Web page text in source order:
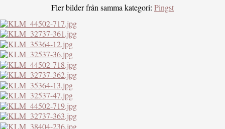
Fler bilder från samma kategori: Pingst